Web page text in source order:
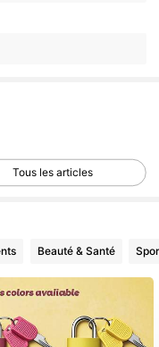
Tous les articles
Beauté & Santé